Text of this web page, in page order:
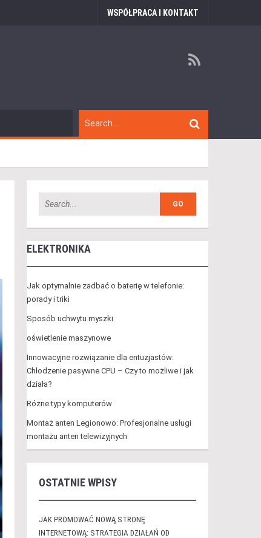
WSPÓŁPRACA I KONTAKT
ELEKTRONIKA
Jak optymalnie zadbać o baterię w telefonie:
porady i triki
Sposób uchwytu myszki
oświetlenie maszynowe
Innowacyjne rozwiązanie dla entuzjastów:
Chłodzenie pasywne CPU – Czy to możliwe i jak
działa?
Różne typy komputerów
Montaż anten Legionowo: Profesjonalne usługi
montażu anten telewizyjnych
OSTATNIE WPISY
JAK PROMOWAĆ NOWĄ STRONĘ
INTERNETOWĄ: STRATEGIA DZIAŁAŃ OD